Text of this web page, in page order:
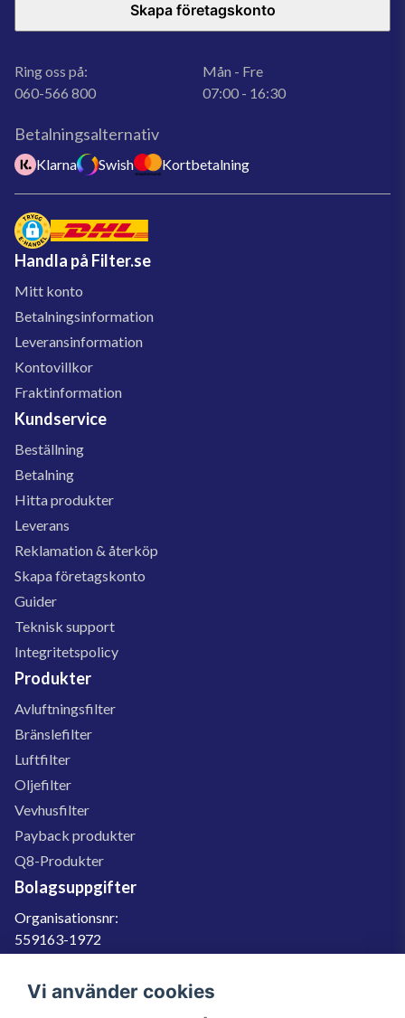
Skapa företagskonto
Ring oss på:
060-566 800
Mån - Fre
07:00 - 16:30
Betalningsalternativ
Klarna Swish Kortbetalning
Handla på Filter.se
Mitt konto
Betalningsinformation
Leveransinformation
Kontovillkor
Fraktinformation
Kundservice
Beställning
Betalning
Hitta produkter
Leverans
Reklamation & återköp
Skapa företagskonto
Guider
Teknisk support
Integritetspolicy
Produkter
Avluftningsfilter
Bränslefilter
Luftfilter
Oljefilter
Vevhusfilter
Payback produkter
Q8-Produkter
Bolagsuppgifter
Organisationsnr:
559163-1972
SE559163197201
Vi använder cookies